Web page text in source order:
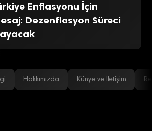
Enflasyonu İçin
Dezenflasyon Süreci
Hakkımızda Künye ve İletişim